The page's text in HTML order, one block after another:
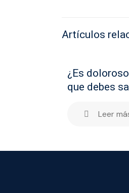
Artículos
¿Es
que debes
Leer